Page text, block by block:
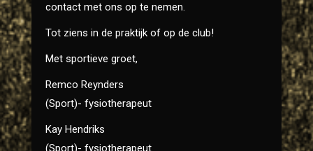
contact met ons op te nemen.
Tot ziens in de praktijk of op de club!
Met sportieve groet,
Remco Reynders
(Sport)- fysiotherapeut
Kay Hendriks
(Sport)- fysiotherapeut